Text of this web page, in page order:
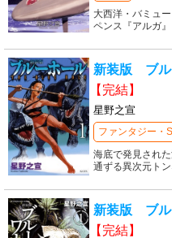
大西洋・バミュ
ペンス『アルガ
新装版 ブル
【完結】
星野之宣
ファンタジー・
海底で発見され
通ずる異次元ト
新装版 ブル
【完結】